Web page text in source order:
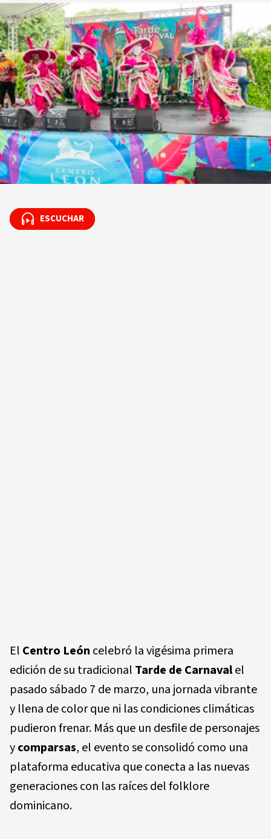
ESCUCHAR
ESCUCHAR
El Centro León celebró la vigésima primera
edición de su tradicional Tarde de Carnavalel
pasado sábado 7 de marzo, una jornada vibrante
y llena de color que ni las condiciones climáticas
pudieron frenar. Más que un desfile de personajes
ycomparsas, el evento se consolidó como una
plataforma educativa que conecta a las nuevas
generaciones con las raíces del folklore
dominicano.